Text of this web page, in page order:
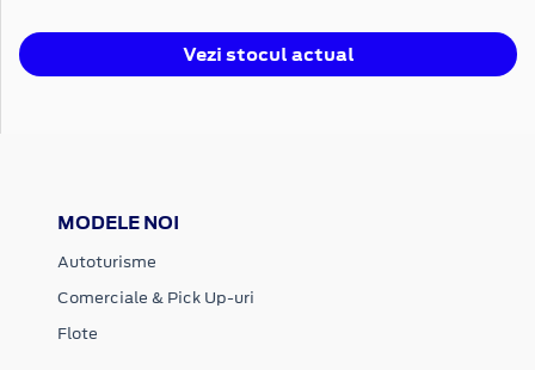
Vezi stocul actual
MODELE NOI
Autoturisme
Comerciale & Pick Up-uri
Flote